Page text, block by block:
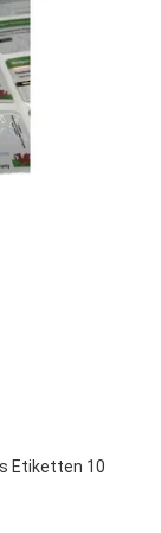
Etiketten 10